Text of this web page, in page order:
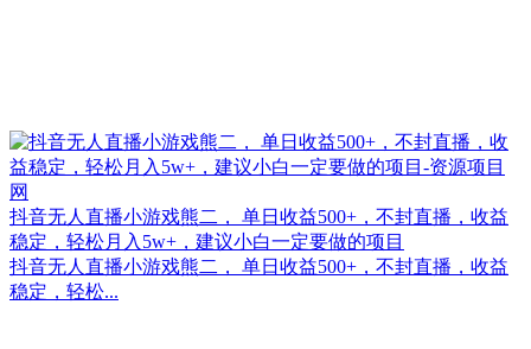
抖音无人直播小游戏熊二， 单日收益500+，不封直播，收益
稳定，轻松月入5w+，建议小白一定要做的项目
抖音无人直播小游戏熊二， 单日收益500+，不封直播，收益
稳定，轻松...